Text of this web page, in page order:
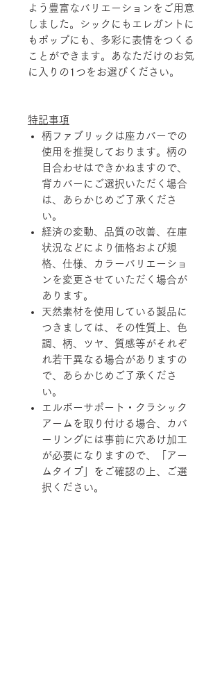
よう豊富なバリエーションをご用意
しました。シックにもエレガントに
もポップにも、多彩に表情をつくる
ことができます。あなただけのお気
に入りの1つをお選びください。
特記事項
柄ファブリックは座カバーでの
使用を推奨しております。柄の
目合わせはできかねますので、
背カバーにご選択いただく場合
は、あらかじめご了承くださ
い。
経済の変動、品質の改善、在庫
状況などにより価格および規
格、仕様、カラーバリエーショ
ンを変更させていただく場合が
あります。
天然素材を使用している製品に
つきましては、その性質上、色
調、柄、ツヤ、質感等がそれぞ
れ若干異なる場合がありますの
で、あらかじめご了承くださ
い。
エルボーサポート・クラシック
アームを取り付ける場合、カバ
ーリングには事前に穴あけ加工
が必要になりますので、「アー
ムタイプ」をご確認の上、ご選
択ください。